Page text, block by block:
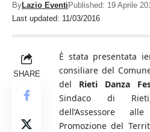
Last updated: 11/03/2016
ByLazio Eventi Published: 19 Aprile
SHARE
È stata presentata
consiliare del
del Rieti Danza
Sindaco di
dell’Assessore
Promozione del